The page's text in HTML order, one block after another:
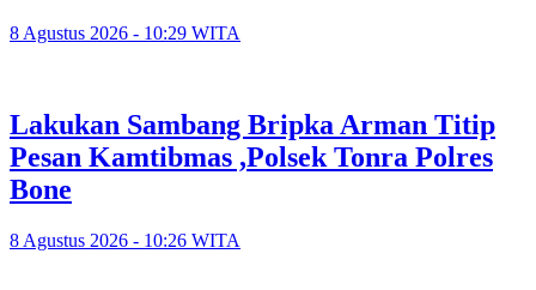
8 Agustus 2026 - 10:29 WITA
Lakukan Sambang Bripka Arman Titip
Pesan Kamtibmas ,Polsek Tonra Polres
Bone
8 Agustus 2026 - 10:26 WITA